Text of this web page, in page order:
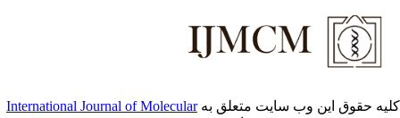
حقوق این وب سایت متعلق بهInternational Journal of Molecular